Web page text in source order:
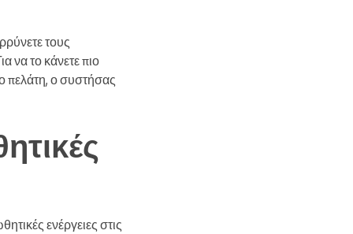
τους
να το κάνετε πιο
πελάτη, ο συστήσας
ενέργειες στις